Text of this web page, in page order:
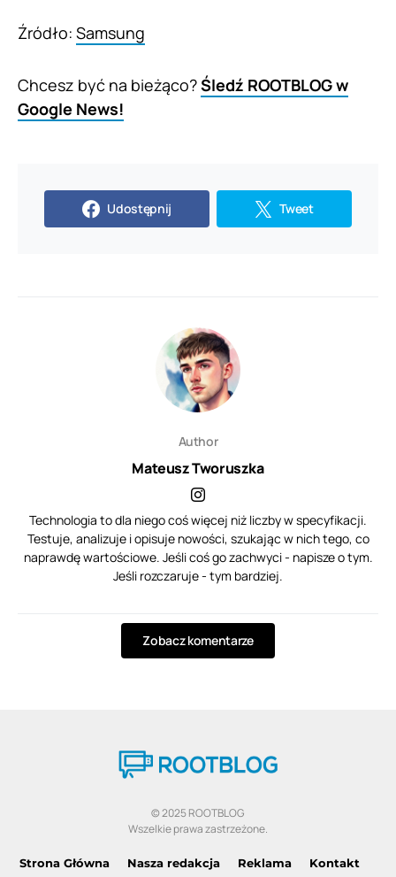
Źródło: Samsung
Chcesz być na bieżąco?Śledź ROOTBLOG w
Google News!
Udostępnij Tweet
Author
Mateusz Tworuszka
Technologia to dla niego coś więcej niż liczby w specyfikacji.
Testuje, analizuje i opisuje nowości, szukając w nich tego, co
naprawdę wartościowe. Jeśli coś go zachwyci - napisze o tym.
Jeśli rozczaruje - tym bardziej.
Zobacz komentarze
© 2025 ROOTBLOG
Wszelkie prawa zastrzeżone.
Strona Główna Nasza redakcja Reklama Kontakt